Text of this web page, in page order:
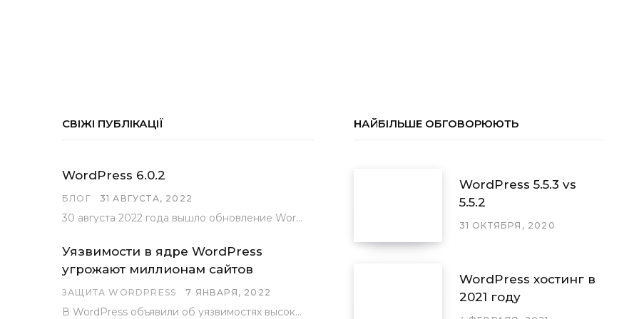
СВІЖІ ПУБЛІКАЦІЇ
WordPress 6.0.2
БЛОГ 31 АВГУСТА, 2022
30 августа 2022 года вышло обновление WordPress под номером 6.0.2 . Эта версия доступна для скачивания с сайта wordpress.org…
Уязвимости в ядре WordPress
угрожают миллионам сайтов
ЗАЩИТА WORDPRESS 7 ЯНВАРЯ, 2022
В WordPress объявили об уязвимостях высокого уровня, найденных основной командой разработчиков. В сообщении говорится, что…
НАЙБІЛЬШЕ ОБГОВОРЮЮТЬ
WordPress 5.5.3 vs
5.5.2
31 ОКТЯБРЯ, 2020
WordPress хостинг в
2021 году